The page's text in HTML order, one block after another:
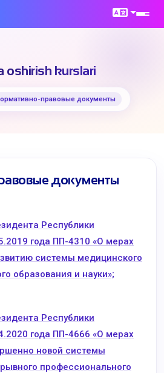
oshirish kurslari
правовые документы
документы
Республики
года ПП-4310 «О мерах
системы медицинского
образования и науки»;
Республики
года ПП-4666 «О мерах
новой системы
профессионального